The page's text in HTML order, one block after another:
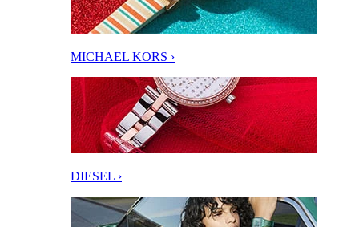
MICHAEL KORS ›
DIESEL ›